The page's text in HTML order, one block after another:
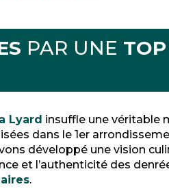
PAR UNE TOP
Lyard insuffle une véritable
dans le 1er
développé une vision
et l’authenticité des
.